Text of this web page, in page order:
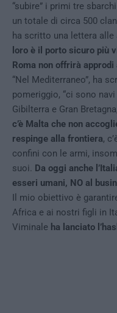
“subire” i primi tre
un totale di circa 500
ha scritto una lettera
loro è il porto sicuro più
Roma non offrirà
“Nel Mediterraneo”, ha
pomeriggio, “ci sono
Gibilterra e Gran
c’è Malta che non
respinge alla frontiera,
confini con le armi,
suoi. Da oggi anche
esseri umani, NO al
Il mio obiettivo è
Africa e ai nostri figli in
Viminale ha lanciato